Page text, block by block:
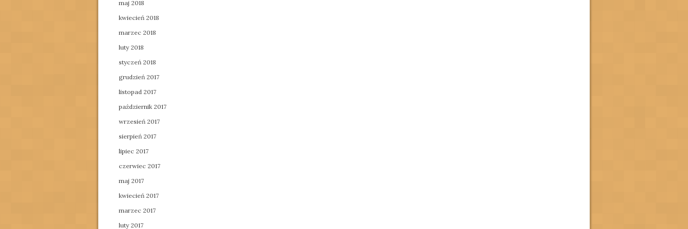
maj 2018
kwiecień 2018
marzec 2018
luty 2018
styczeń 2018
grudzień 2017
listopad 2017
październik 2017
wrzesień 2017
sierpień 2017
lipiec 2017
czerwiec 2017
maj 2017
kwiecień 2017
marzec 2017
luty 2017